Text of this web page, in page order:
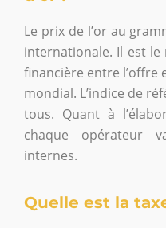
Le prix de l’or au
internationale. Il est
financière entre l’offre
mondial. L’indice de
tous. Quant à
chaque opérateur
internes.
Quelle est la